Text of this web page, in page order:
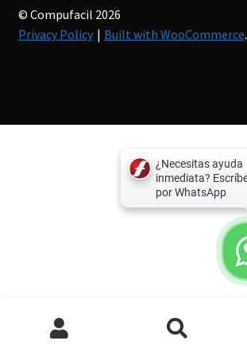
© Compufacil 2026
Privacy Policy
Built with WooCommerce.
Búsqueda
productos